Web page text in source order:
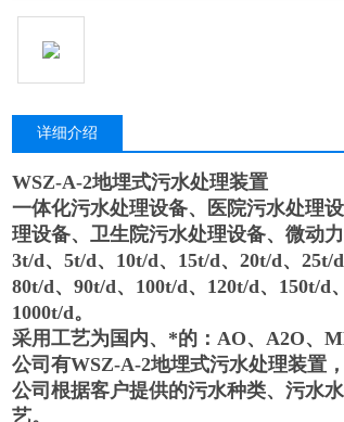
详细介绍
WSZ-A-2地埋式污水处理装置
一体化污水处理设备、医院污水处理
理设备、卫生院污水处理设备、微动
3t/d、5t/d、10t/d、15t/d、20t/d、25t/
80t/d、90t/d、100t/d、120t/d、150t/d
1000t/d。
采用工艺为国内、*的：AO、A2O、
公司有WSZ-A-2地埋式污水处理装置
公司根据客户提供的污水种类、污水
艺。